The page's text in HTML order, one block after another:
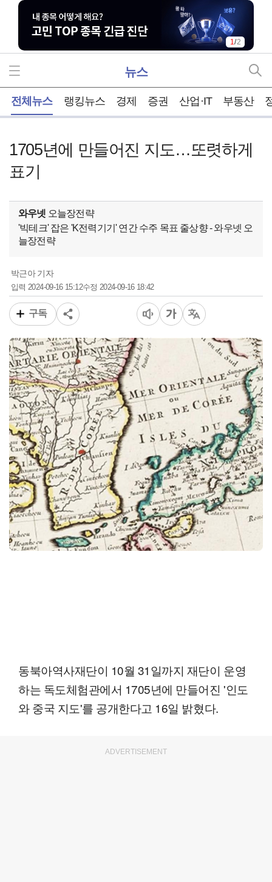
2/2
뉴스
전체뉴스 랭킹뉴스 경제 증권 산업·IT 부동산
1705년에 만들어진 지도…또렷하게
표기
와우넷 오늘장전략
'빅테크' 잡은 'K전력기기' 연간 수주 목표 줄상향 - 와우넷 오
늘장전략
박근아 기자
입력 2024-09-16 15:12수정 2024-09-16 18:42
구독
동북아역사재단이 10월 31일까지 재단이 운영
하는 독도체험관에서 1705년에 만들어진 '인도
와 중국 지도'를 공개한다고 16일 밝혔다.
ADVERTISEMENT